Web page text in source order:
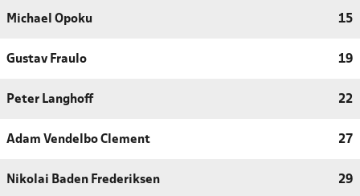
Michael Opoku 15
Gustav Fraulo 19
Peter Langhoff 22
Adam Vendelbo Clement 27
Nikolai Baden Frederiksen 29